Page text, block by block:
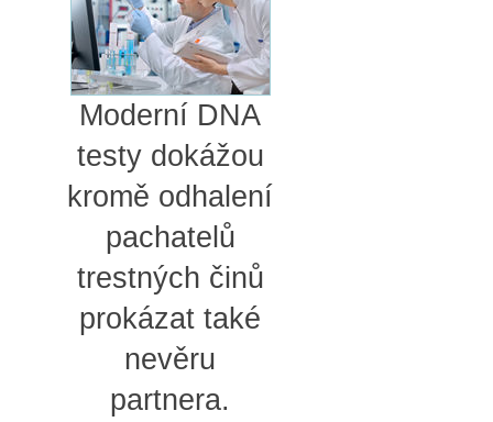
Moderní DNA
testy dokážou
kromě odhalení
pachatelů
trestných činů
prokázat také
nevěru
partnera.